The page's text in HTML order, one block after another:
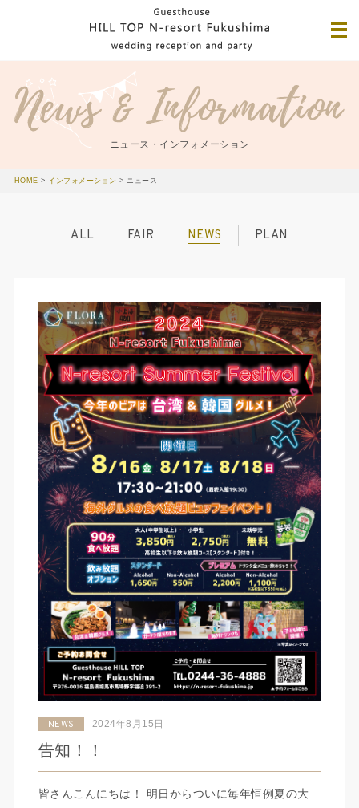
ニュース・インフォメーション
HOME > インフォメーション >ニュース
ALL FAIR NEWS PLAN
NEWS 2024年8月15日
告知！！
皆さんこんにちは！ 明日からついに毎年恒例夏の大